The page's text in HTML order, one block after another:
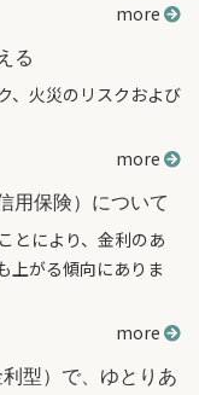
more
る
、火災のリスクおよび
more
用保険）について
とにより、金利のあ
上がる傾向にありま
more
型）で、ゆとりあ